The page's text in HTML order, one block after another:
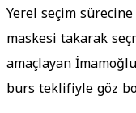
Yerel seçim
maskesi takarak
amaçlayan
burs teklifiyle göz